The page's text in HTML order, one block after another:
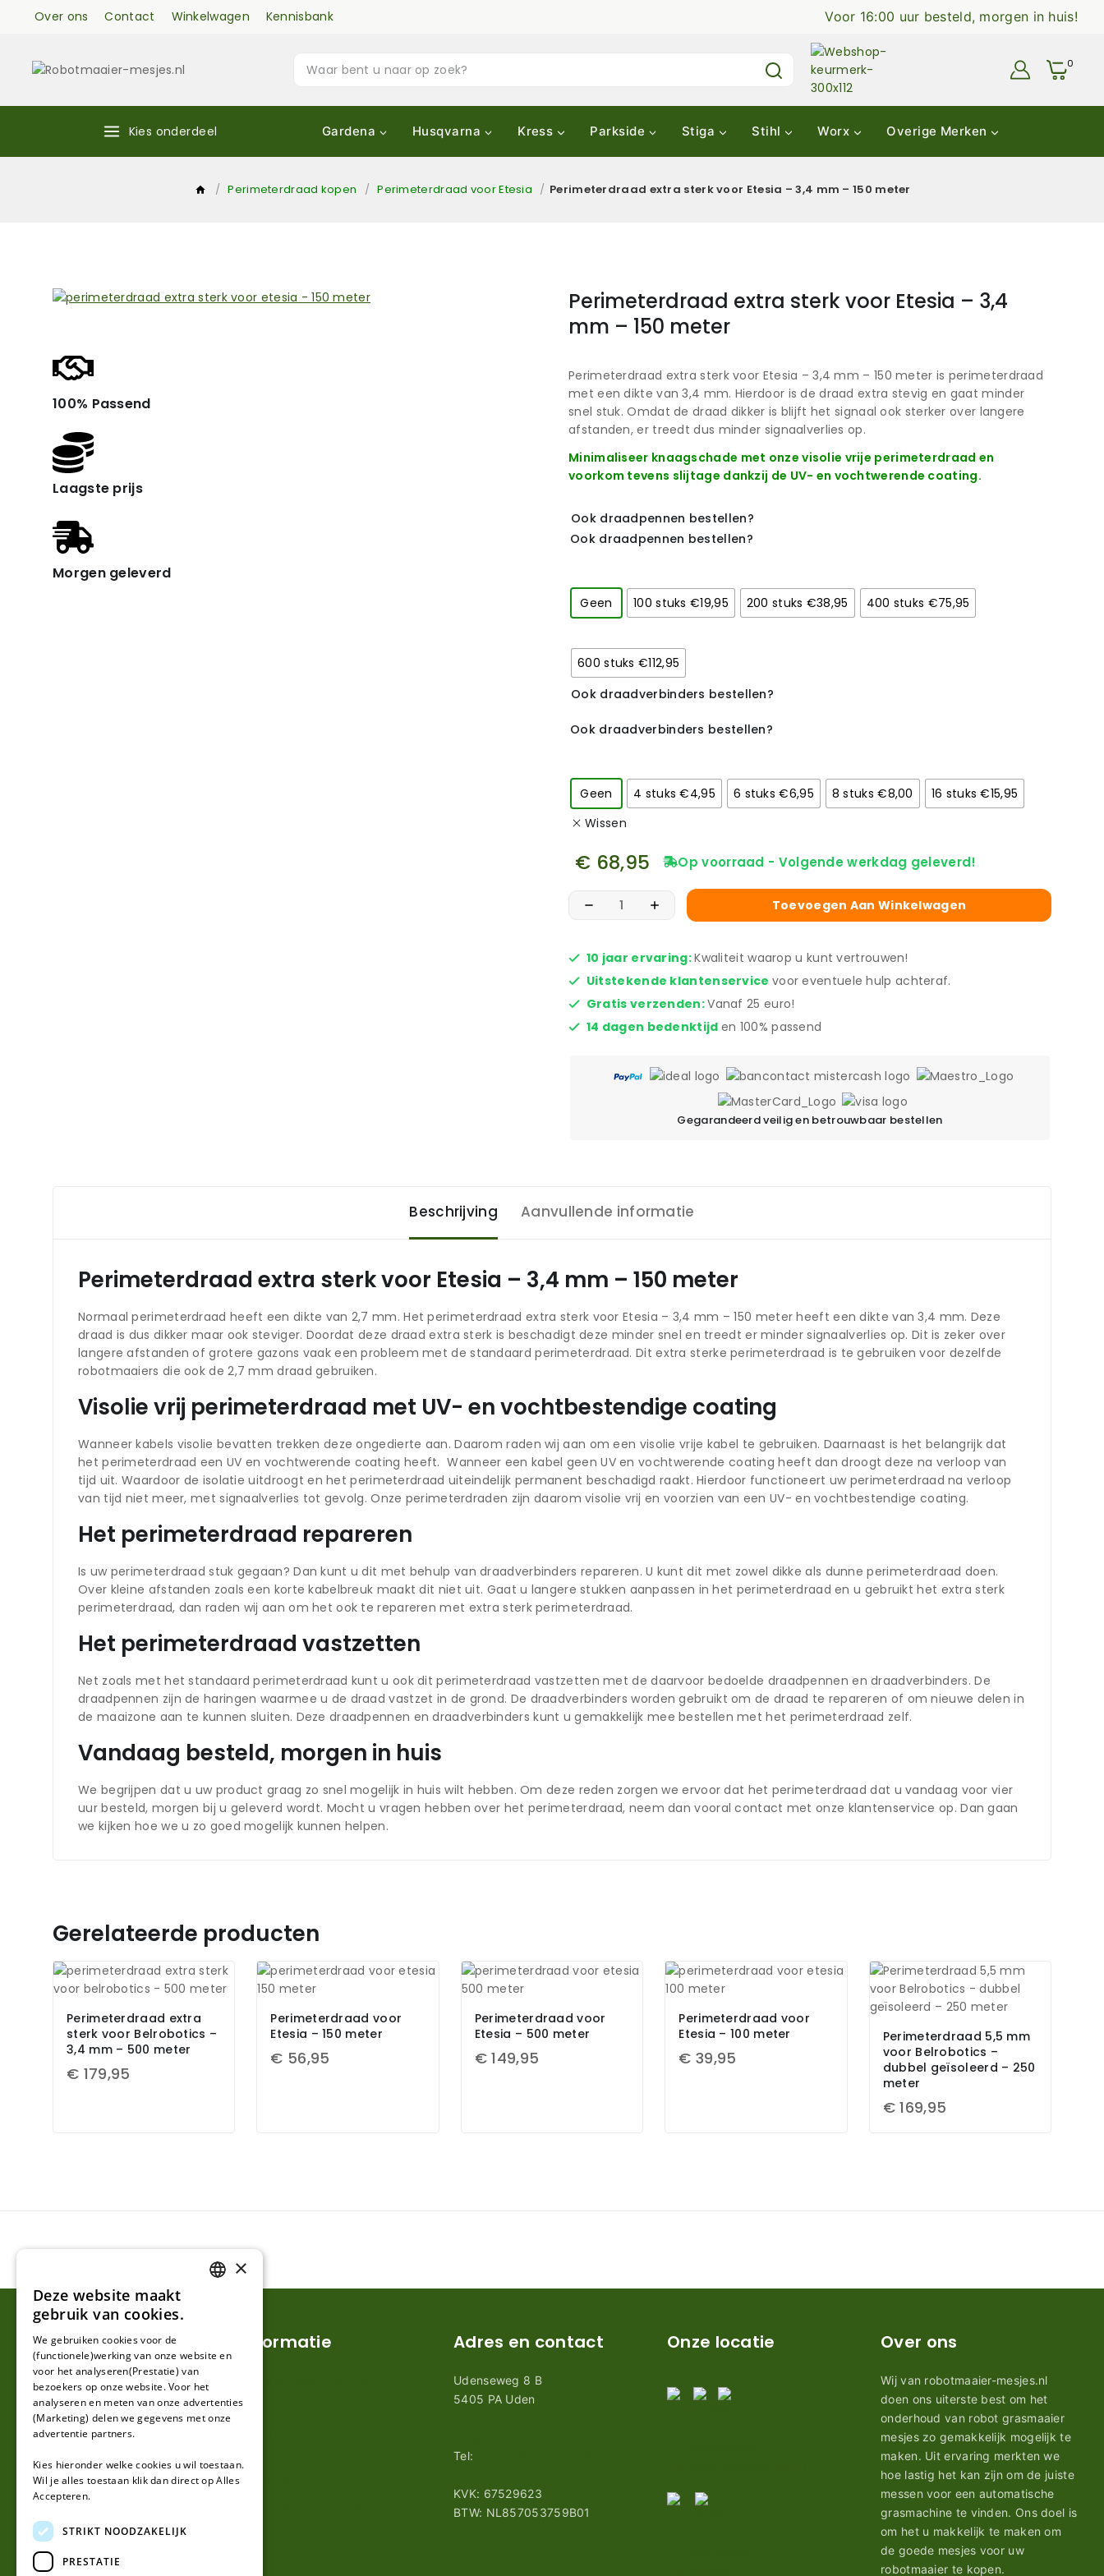
Over ons Contact Winkelwagen Kennisbank Voor 16:00 uur besteld, morgen in huis!
0
Kies onderdeel Gardena Husqvarna Kress Parkside Stiga Stihl Worx Overige Merken
/ Perimeterdraad kopen / Perimeterdraad voor Etesia / Perimeterdraad extra sterk voor Etesia – 3,4 mm – 150 meter
100% Passend
Laagste prijs
Morgen geleverd
Perimeterdraad extra sterk voor Etesia – 3,4
mm – 150 meter
Perimeterdraad extra sterk voor Etesia – 3,4 mm – 150 meter is perimeterdraad
met een dikte van 3,4 mm. Hierdoor is de draad extra stevig en gaat minder
snel stuk. Omdat de draad dikker is blijft het signaal ook sterker over langere
afstanden, er treedt dus minder signaalverlies op.
Minimaliseer knaagschade met onze visolie vrije perimeterdraad en
voorkom tevens slijtage dankzij de UV- en vochtwerende coating.
Ook draadpennen bestellen?
Ook draadpennen bestellen?
Geen 100 stuks €19,95 200 stuks €38,95 400 stuks €75,95
600 stuks €112,95
Ook draadverbinders bestellen?
Ook draadverbinders bestellen?
Geen 4 stuks €4,95 6 stuks €6,95 8 stuks €8,00
16 stuks €15,95
Wissen
€ 68,95 Op voorraad - Volgende werkdag geleverd!
Toevoegen Aan Winkelwagen
10 jaar ervaring:Kwaliteit waarop u kunt vertrouwen!
Uitstekende klantenservice voor eventuele hulp achteraf.
Gratis verzenden:Vanaf 25 euro!
14 dagen bedenktijd en 100% passend
Gegarandeerd veilig en betrouwbaar bestellen
Beschrijving Aanvullende informatie
Perimeterdraad extra sterk voor Etesia – 3,4 mm – 150 meter
Normaal perimeterdraad heeft een dikte van 2,7 mm. Het perimeterdraad extra sterk voor Etesia – 3,4 mm – 150 meter heeft een dikte van 3,4 mm. Deze
draad is dus dikker maar ook steviger. Doordat deze draad extra sterk is beschadigt deze minder snel en treedt er minder signaalverlies op. Dit is zeker over
langere afstanden of grotere gazons vaak een probleem met de standaard perimeterdraad. Dit extra sterke perimeterdraad is te gebruiken voor dezelfde
robotmaaiers die ook de 2,7 mm draad gebruiken.
Visolie vrij perimeterdraad met UV- en vochtbestendige coating
Wanneer kabels visolie bevatten trekken deze ongedierte aan. Daarom raden wij aan om een visolie vrije kabel te gebruiken. Daarnaast is het belangrijk dat
het perimeterdraad een UV en vochtwerende coating heeft. Wanneer een kabel geen UV en vochtwerende coating heeft dan droogt deze na verloop van
tijd uit. Waardoor de isolatie uitdroogt en het perimeterdraad uiteindelijk permanent beschadigd raakt. Hierdoor functioneert uw perimeterdraad na verloop
van tijd niet meer, met signaalverlies tot gevolg. Onze perimeterdraden zijn daarom visolie vrij en voorzien van een UV- en vochtbestendige coating.
Het perimeterdraad repareren
Is uw perimeterdraad stuk gegaan? Dan kunt u dit met behulp van draadverbinders repareren. U kunt dit met zowel dikke als dunne perimeterdraad doen.
Over kleine afstanden zoals een korte kabelbreuk maakt dit niet uit. Gaat u langere stukken aanpassen in het perimeterdraad en u gebruikt het extra sterk
perimeterdraad, dan raden wij aan om het ook te repareren met extra sterk perimeterdraad.
Het perimeterdraad vastzetten
Net zoals met het standaard perimeterdraad kunt u ook dit perimeterdraad vastzetten met de daarvoor bedoelde draadpennen en draadverbinders. De
draadpennen zijn de haringen waarmee u de draad vastzet in de grond. De draadverbinders worden gebruikt om de draad te repareren of om nieuwe delen in
de maaizone aan te kunnen sluiten. Deze draadpennen en draadverbinders kunt u gemakkelijk mee bestellen met het perimeterdraad zelf.
Vandaag besteld, morgen in huis
We begrijpen dat u uw product graag zo snel mogelijk in huis wilt hebben. Om deze reden zorgen we ervoor dat het perimeterdraad dat u vandaag voor vier
uur besteld, morgen bij u geleverd wordt. Mocht u vragen hebben over het perimeterdraad, neem dan vooral contact met onze klantenservice op. Dan gaan
we kijken hoe we u zo goed mogelijk kunnen helpen.
Gerelateerde producten
Perimeterdraad extra
sterk voor Belrobotics –
3,4 mm – 500 meter
€ 179,95
Perimeterdraad voor
Etesia – 150 meter
€ 56,95
Perimeterdraad voor
Etesia – 500 meter
€ 149,95
Perimeterdraad voor
Etesia – 100 meter
€ 39,95
Perimeterdraad 5,5 mm
voor Belrobotics –
dubbel geïsoleerd – 250
meter
€ 169,95
Klantenservice
Mijn account
Klantenservice
Contact
Informatie
Retouren en garantie
Adres en contact
Udenseweg 8 B
5405 PA Uden
Tel:
KVK: 67529623
BTW: NL857053759B01
Onze locatie Over ons
Wij van robotmaaier-mesjes.nl
doen ons uiterste best om het
onderhoud van robot grasmaaier
mesjes zo gemakkelijk mogelijk te
maken. Uit ervaring merkten we
hoe lastig het kan zijn om de juiste
messen voor een automatische
grasmachine te vinden. Ons doel is
om het u makkelijk te maken om
de goede mesjes voor uw
robotmaaier te kopen.
GERMAN
×
Deze website maakt
gebruik van cookies.
We gebruiken cookies voor de
(functionele)werking van onze website en
voor het analyseren(Prestatie) van
bezoekers op onze website. Voor het
analyseren en meten van onze advertenties
(Marketing) delen we gegevens met onze
advertentie partners.
Kies hieronder welke cookies u wil toestaan.
Wil je alles toestaan klik dan direct op Alles
Accepteren.
STRIKT NOODZAKELIJK
PRESTATIE